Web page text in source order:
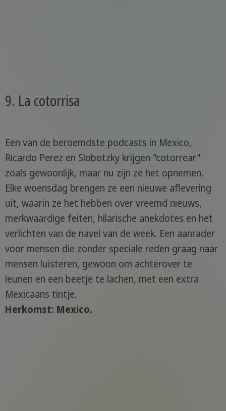
9. La cotorrisa
Een van de beroemdste podcasts in Mexico,
Ricardo Perez en Slobotzky krijgen "cotorrear"
zoals gewoonlijk, maar nu zijn ze het opnemen.
Elke woensdag brengen ze een nieuwe aflevering
uit, waarin ze het hebben over vreemd nieuws,
merkwaardige feiten, hilarische anekdotes en het
verlichten van de navel van de week. Een aanrader
voor mensen die zonder speciale reden graag naar
mensen luisteren, gewoon om achterover te
leunen en een beetje te lachen, met een extra
Mexicaans tintje.
Herkomst: Mexico.